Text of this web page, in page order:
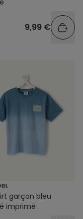
9,99 €
garçon bleu
imprimé